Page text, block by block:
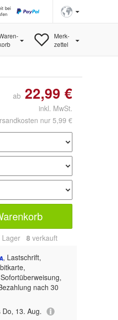
bei
Merk-
zettel
ab 22,99 €
inkl. MwSt.
nur 5,99 €
Lager 8 verkauft
, Lastschrift,
nach 30
Do, 13. Aug.